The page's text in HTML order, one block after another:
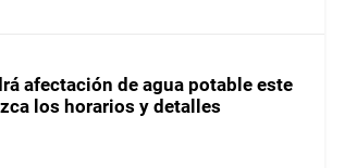
afectación de agua potable este
los horarios y detalles